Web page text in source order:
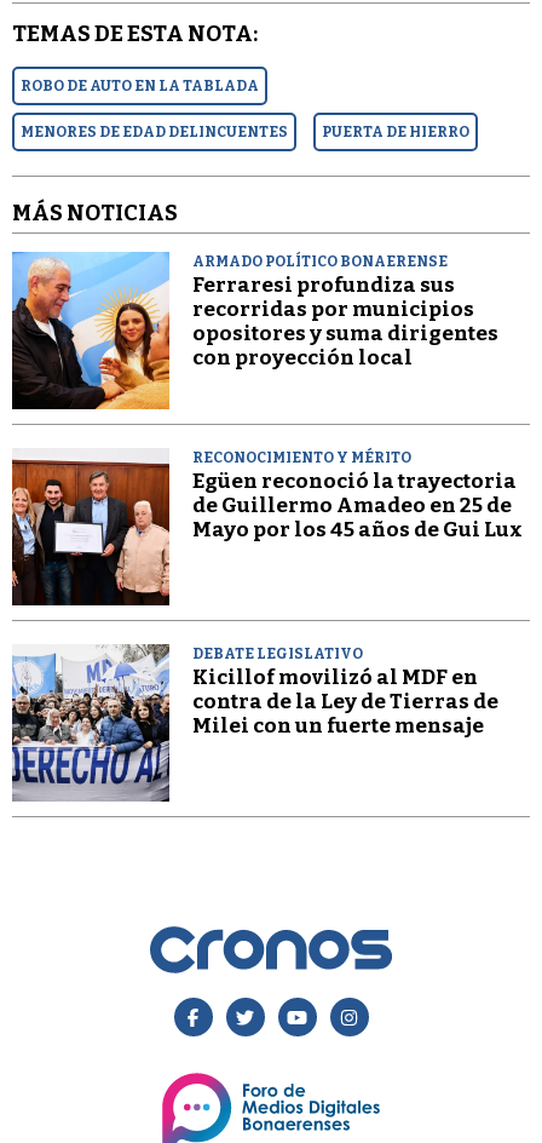
TEMAS DE ESTA NOTA:
ROBO DE AUTO EN LA TABLADA
MENORES DE EDAD DELINCUENTES PUERTA DE HIERRO
MÁS NOTICIAS
ARMADO POLÍTICO BONAERENSE
Ferraresi profundiza sus
recorridas por municipios
opositores y suma dirigentes
con proyección local
RECONOCIMIENTO Y MÉRITO
Egüen reconoció la trayectoria
de Guillermo Amadeo en 25 de
Mayo por los 45 años de Gui Lux
DEBATE LEGISLATIVO
Kicillof movilizó al MDF en
contra de la Ley de Tierras de
Milei con un fuerte mensaje